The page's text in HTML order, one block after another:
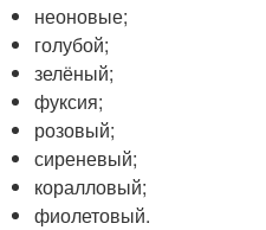
неоновые;
голубой;
зелёный;
фуксия;
розовый;
сиреневый;
коралловый;
фиолетовый.